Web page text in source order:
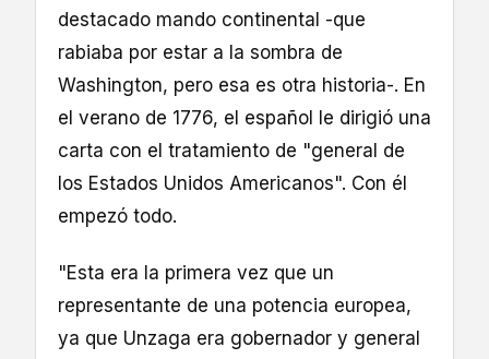
destacado mando continental -que
rabiaba por estar a la sombra de
Washington, pero esa es otra historia-. En
el verano de 1776, el español le dirigió una
carta con el tratamiento de "general de
los Estados Unidos Americanos". Con él
empezó todo.
"Esta era la primera vez que un
representante de una potencia europea,
ya que Unzaga era gobernador y general